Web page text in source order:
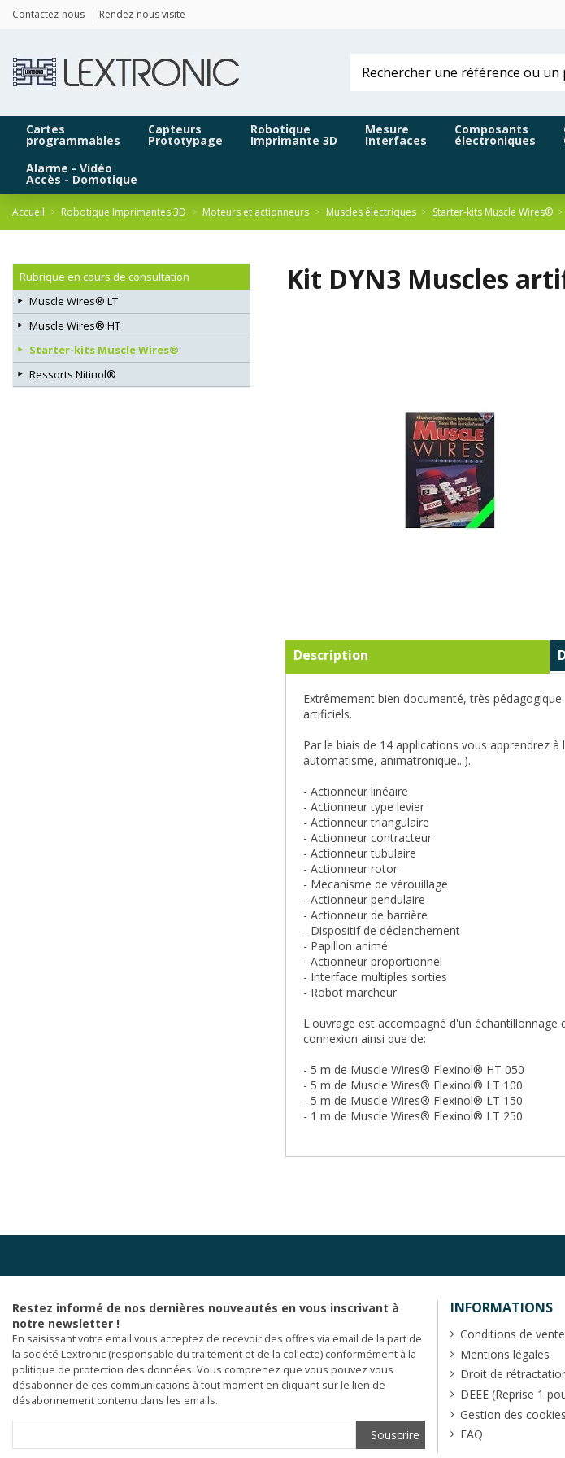
Contactez-nous Rendez-nous visite
Cartes
programmables
Capteurs
Prototypage
Robotique
Imprimante 3D
Mesure
Interfaces
Composants
électroniques
Alarme - Vidéo
Accès - Domotique
Accueil Robotique Imprimantes 3D Moteurs et actionneurs Muscles électriques Starter-kits Muscle Wires®
Kit DYN3 Muscles
Description
Extrêmement bien documenté, très
artificiels.
Par le biais de 14 applications vous apprendrez
automatisme, animatronique...).
- Actionneur linéaire
- Actionneur type levier
- Actionneur triangulaire
- Actionneur contracteur
- Actionneur tubulaire
- Actionneur rotor
- Mecanisme de vérouillage
- Actionneur pendulaire
- Actionneur de barrière
- Dispositif de déclenchement
- Papillon animé
- Actionneur proportionnel
- Interface multiples sorties
- Robot marcheur
L'ouvrage est accompagné d'un échantillonnage
connexion ainsi que de:
- 5 m de Muscle Wires® Flexinol® HT 050
- 5 m de Muscle Wires® Flexinol® LT 100
- 5 m de Muscle Wires® Flexinol® LT 150
- 1 m de Muscle Wires® Flexinol® LT 250
Rubrique en cours de consultation
Muscle Wires® LT
Muscle Wires® HT
Starter-kits Muscle Wires®
Ressorts Nitinol®
Restez informé de nos dernières nouveautés en vous inscrivant à
notre newsletter !
En saisissant votre email vous acceptez de recevoir des offres via email de la part de
la société Lextronic (responsable du traitement et de la collecte) conformément à la
politique de protection des données. Vous comprenez que vous pouvez vous
désabonner de ces communications à tout moment en cliquant sur le lien de
désabonnement contenu dans les emails.
INFORMATIONS
Conditions de
Mentions légales
Droit de
DEEE (Reprise 1
Gestion des cookies
FAQ
Panneau de gestion des cookies